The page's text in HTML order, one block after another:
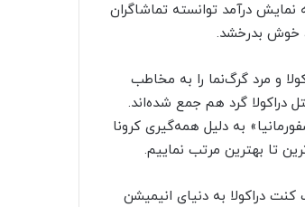
نمایش درآمد توانسته تماشاگران
خوش بدرخشد.
و مرد گرگ‌نما را به مخاطب
دراکولا گرد هم جمع شده‌اند.
به دلیل همه‌گیری کرونا
تا بهترین مرتب نماییم.
شد، آدام سندلر در قالب کنت دراکولا به دنیای انیمیشن